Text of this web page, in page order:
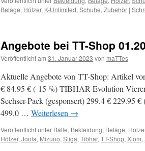
Beläge, Hölzer, K-Unlimited, Schuhe, Zubehör |
Angebote bei TT-Shop
Veröffentlicht am 31. Januar 2023 von maTTes
Aktuelle Angebote von TT-Shop: Artikel
€ 84.95 € (-15 %) TIBHAR Evolution
Sechser-Pack (gesponsert) 299.4 € 229.95
499.0 … Weiterlesen →
Veröffentlicht unter Bälle, Bekleidung, Beläge,
Hölzer, Joola, Mizuno, Stiga, Tibhar, TT-Shop, Xiom,